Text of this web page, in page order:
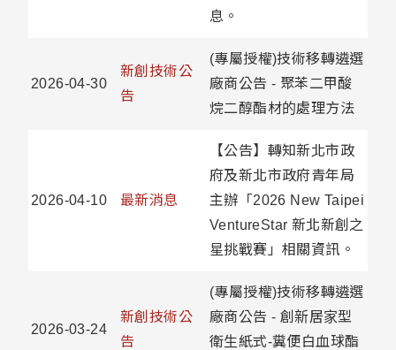
息。
2026-04-30
新創技術公
告
(專屬授權)技術移轉遴選
廠商公告 - 聚苯二甲酸
烷二醇酯材的處理方法
2026-04-10 最新消息
【公告】轉知新北市政
府及新北市政府青年局
主辦「2026 New Taipei
VentureStar 新北新創之
星挑戰賽」相關資訊。
2026-03-24
新創技術公
告
(專屬授權)技術移轉遴選
廠商公告 - 創新居家型
衛生紙式-糞便白血球酯